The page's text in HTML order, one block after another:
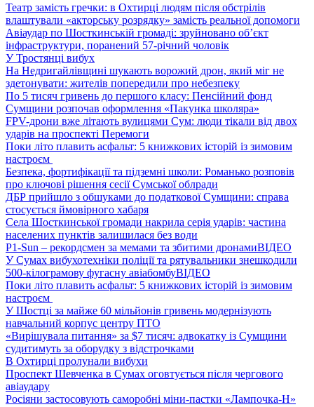
Театр замість гречки: в Охтирці людям після обстрілів
влаштували «акторську розрядку» замість реальної допомоги
Авіаудар по Шосткинській громаді: зруйновано об’єкт
інфраструктури, поранений 57-річний чоловік
У Тростянці вибух
На Недригайлівщині шукають ворожий дрон, який міг не
здетонувати: жителів попередили про небезпеку
По 5 тисяч гривень до першого класу: Пенсійний фонд
Сумщини розпочав оформлення «Пакунка школяра»
FPV-дрони вже літають вулицями Сум: люди тікали від двох
ударів на проспекті Перемоги
Поки літо плавить асфальт: 5 книжкових історій із зимовим
настроєм
Безпека, фортифікації та підземні школи: Романько розповів
про ключові рішення сесії Сумської облради
ДБР прийшло з обшуками до податкової Сумщини: справа
стосується ймовірного хабаря
Села Шосткинської громади накрила серія ударів: частина
населених пунктів залишилася без води
P1-Sun – рекордсмен за мемами та збитими дронамиВІДЕО
У Сумах вибухотехніки поліції та рятувальники знешкодили
500-кілограмову фугасну авіабомбуВІДЕО
Поки літо плавить асфальт: 5 книжкових історій із зимовим
настроєм
У Шостці за майже 60 мільйонів гривень модернізують
навчальний корпус центру ПТО
«Вирішувала питання» за $7 тисяч: адвокатку із Сумщини
судитимуть за оборудку з відстрочками
В Охтирці пролунали вибухи
Проспект Шевченка в Сумах оговтується після чергового
авіаудару
Росіяни застосовують саморобні міни-пастки «Лампочка-Н»